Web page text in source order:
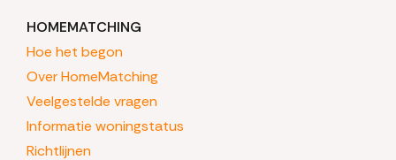
HOMEMATCHING
Hoe het begon
Over HomeMatching
Veelgestelde vragen
Informatie woningstatus
Richtlijnen